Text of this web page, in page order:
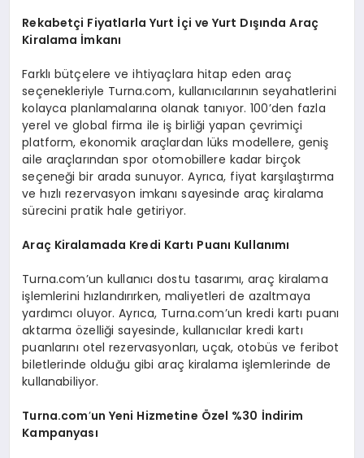
Rekabetçi Fiyatlarla Yurt İçi ve Yurt Dışında Araç
Kiralama İmkanı
Farklı bütçelere ve ihtiyaçlara hitap eden araç
seçenekleriyle Turna.com, kullanıcılarının seyahatlerini
kolayca planlamalarına olanak tanıyor. 100’den fazla
yerel ve global firma ile iş birliği yapan çevrimiçi
platform, ekonomik araçlardan lüks modellere, geniş
aile araçlarından spor otomobillere kadar birçok
seçeneği bir arada sunuyor. Ayrıca, fiyat karşılaştırma
ve hızlı rezervasyon imkanı sayesinde araç kiralama
sürecini pratik hale getiriyor.
Araç Kiralamada Kredi Kartı Puanı Kullanımı
Turna.com’un kullanıcı dostu tasarımı, araç kiralama
işlemlerini hızlandırırken, maliyetleri de azaltmaya
yardımcı oluyor. Ayrıca, Turna.com’un kredi kartı puanı
aktarma özelliği sayesinde, kullanıcılar kredi kartı
puanlarını otel rezervasyonları, uçak, otobüs ve feribot
biletlerinde olduğu gibi araç kiralama işlemlerinde de
kullanabiliyor.
Turna.com’un Yeni Hizmetine Özel %30 İndirim
Kampanyası